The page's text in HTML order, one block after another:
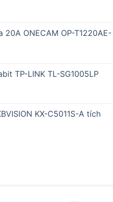
20A ONECAM OP-T1220AE-
TP-LINK TL-SG1005LP
KX-C5011S-A tích